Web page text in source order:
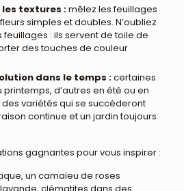
les textures :mêlez les feuillages
simples et doubles. N’oubliez
: ils servent de toile de
des touches de couleur
dans le temps :certaines
d’autres en été ou en
variétés qui se succéderont
continue et un jardin toujours
gagnantes pour vous inspirer :
un camaïeu de roses
clématites dans des